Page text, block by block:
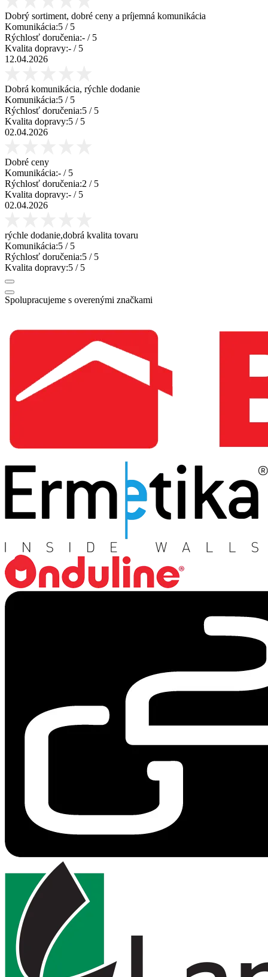
Dobrý sortiment, dobré ceny a príjemná komunikácia
Komunikácia:5 / 5
Rýchlosť doručenia:- / 5
Kvalita dopravy:- / 5
12.04.2026
Dobrá komunikácia, rýchle dodanie
Komunikácia:5 / 5
Rýchlosť doručenia:5 / 5
Kvalita dopravy:5 / 5
02.04.2026
Dobré ceny
Komunikácia:- / 5
Rýchlosť doručenia:2 / 5
Kvalita dopravy:- / 5
02.04.2026
rýchle dodanie,dobrá kvalita tovaru
Komunikácia:5 / 5
Rýchlosť doručenia:5 / 5
Kvalita dopravy:5 / 5
Spolupracujeme s overenými značkami